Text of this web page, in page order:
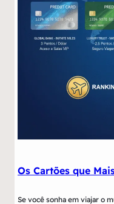
Os Cartões que
Se você sonha em viajar o